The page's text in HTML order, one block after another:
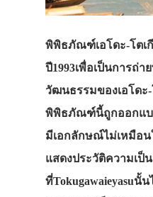
พิพิธภัณฑ์เอโดะ-โตเ
ปี1993เพื่อเป็นการถ่
วัฒนธรรมของเอโดะ
พิพิธภัณฑ์นี้ถูกออกแบ
มีเอกลักษณ์ไม่เหมือ
แสดงประวัติความเป็
ที่Tokugawaieyasuนั้